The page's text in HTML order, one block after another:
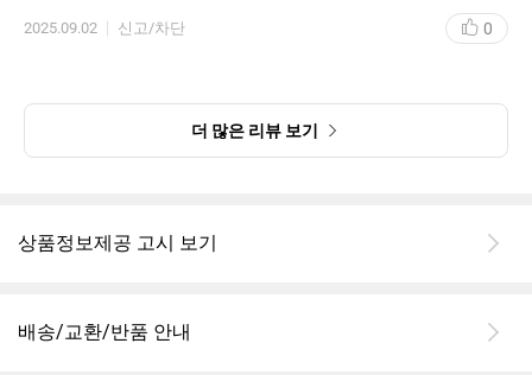
2025.09.02 신고/차단 0
더 많은 리뷰 보기
상품정보제공 고시 보기
배송/교환/반품 안내